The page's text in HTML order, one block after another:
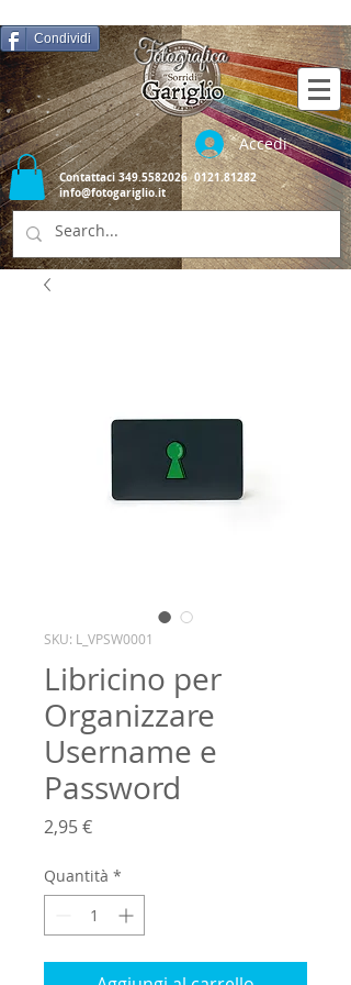
Condividi
Contattaci349.5582026 0121.81282
info@fotogariglio.it
Accedi
SKU: L_VPSW0001
Libricino per
Organizzare
Username e
Password
2,95 €Prezzo
Quantità *